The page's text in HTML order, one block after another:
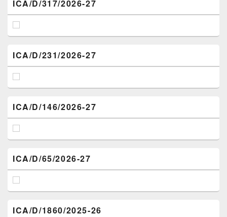
ICA/D/317/2026-27
ICA/D/231/2026-27
ICA/D/146/2026-27
ICA/D/65/2026-27
ICA/D/1860/2025-26